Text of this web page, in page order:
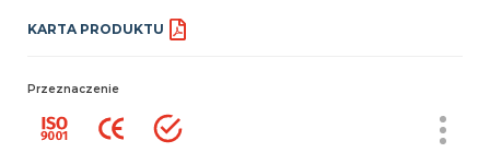
KARTA PRODUKTU
Przeznaczenie